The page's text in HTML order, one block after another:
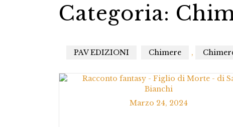
Categoria:
PAV EDIZIONI Chimere ,
Marzo 24, 2024